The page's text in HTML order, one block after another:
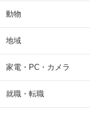
動物
地域
家電・PC・カメラ
就職・転職